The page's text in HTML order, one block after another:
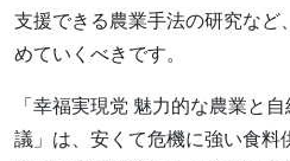
支援できる農業手法の研究など
めていくべきです。
「幸福実現党 魅力的な農業と
議」は、安くて危機に強い食料